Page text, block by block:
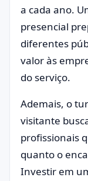
a cada ano.
presencial
diferentes
valor às
do serviço.
Ademais, o
visitante
profissionais
quanto o
Investir em